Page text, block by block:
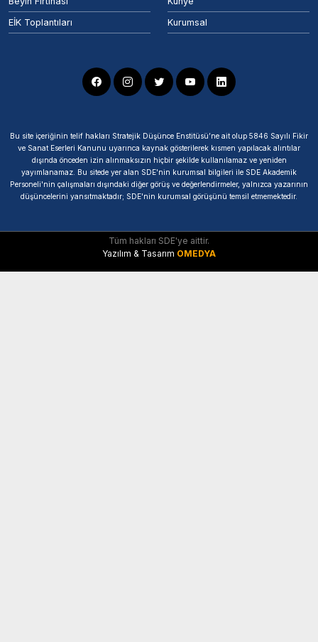
EİK Toplantıları
Kurumsal
Bu site içeriğinin telif hakları Stratejik Düşünce Enstitüsü’ne ait olup 5846 Sayılı Fikir
ve Sanat Eserleri Kanunu uyarınca kaynak gösterilerek kısmen yapılacak alıntılar
dışında önceden izin alınmaksızın hiçbir şekilde kullanılamaz ve yeniden
yayımlanamaz. Bu sitede yer alan SDE'nin kurumsal bilgileri ile SDE Akademik
Personeli'nin çalışmaları dışındaki diğer görüş ve değerlendirmeler, yalnızca yazarının
düşüncelerini yansıtmaktadır; SDE'nin kurumsal görüşünü temsil etmemektedir.
Tüm hakları SDE'ye aittir.
Yazılım & Tasarım OMEDYA